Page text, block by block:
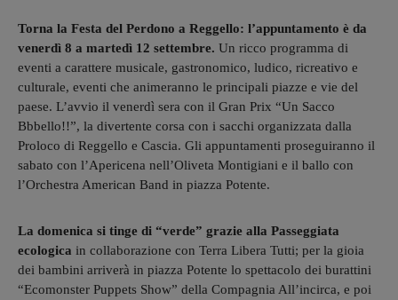
Torna la Festa del Perdono a Reggello: l’appuntamento è da
venerdì 8 a martedì 12 settembre. Un ricco programma di
eventi a carattere musicale, gastronomico, ludico, ricreativo e
culturale, eventi che animeranno le principali piazze e vie del
paese. L’avvio il venerdì sera con il Gran Prix “Un Sacco
Bbbello!!”, la divertente corsa con i sacchi organizzata dalla
Proloco di Reggello e Cascia. Gli appuntamenti proseguiranno il
sabato con l’Apericena nell’Oliveta Montigiani e il ballo con
l’Orchestra American Band in piazza Potente.
La domenica si tinge di “verde” grazie alla Passeggiata
ecologica in collaborazione con Terra Libera Tutti; per la gioia
dei bambini arriverà in piazza Potente lo spettacolo dei burattini
“Ecomonster Puppets Show” della Compagnia All’incirca, e poi